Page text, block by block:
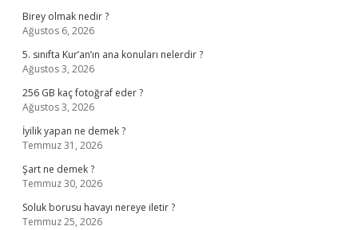
Birey olmak nedir ?
Ağustos 6, 2026
5. sınıfta Kur’an’ın ana konuları nelerdir ?
Ağustos 3, 2026
256 GB kaç fotoğraf eder ?
Ağustos 3, 2026
İyilik yapan ne demek ?
Temmuz 31, 2026
Şart ne demek ?
Temmuz 30, 2026
Soluk borusu havayı nereye iletir ?
Temmuz 25, 2026